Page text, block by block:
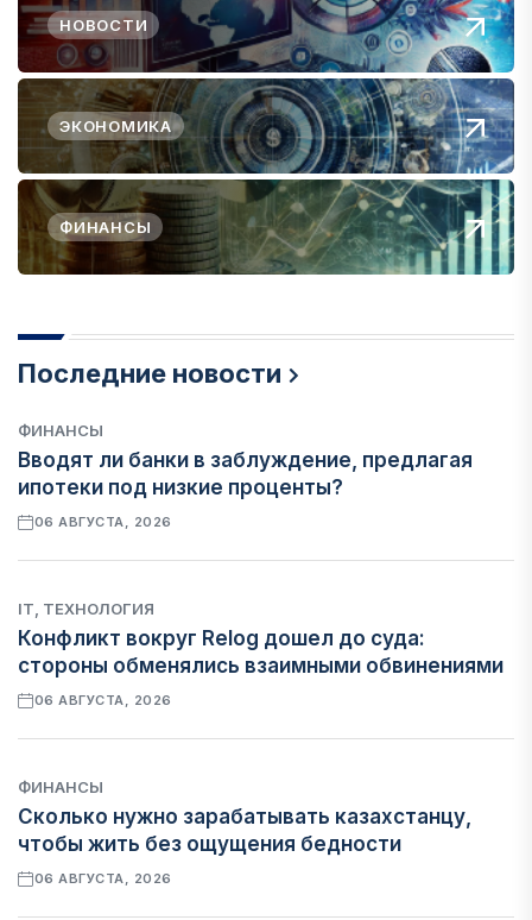
НОВОСТИ
ЭКОНОМИКА
ФИНАНСЫ
Последние новости
ФИНАНСЫ
Вводят ли банки в заблуждение, предлагая
ипотеки под низкие проценты?
06 АВГУСТА, 2026
IT, ТЕХНОЛОГИЯ
Конфликт вокруг Relog дошел до суда:
стороны обменялись взаимными обвинениями
06 АВГУСТА, 2026
ФИНАНСЫ
Сколько нужно зарабатывать казахстанцу,
чтобы жить без ощущения бедности
06 АВГУСТА, 2026